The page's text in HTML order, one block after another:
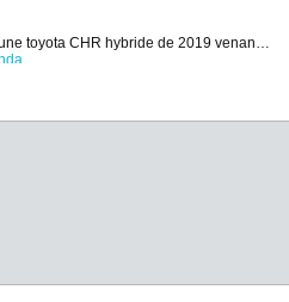
venant ITALIE et mon GPS est inactif avez vous une solution pour l'activer car toyota...